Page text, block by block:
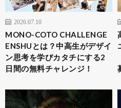
2026.07.10
MONO-COTO CHALLENGE
ENSHUとは？中高生がデザイ
ン思考を学びカタチにする2
日間の無料チャレンジ！